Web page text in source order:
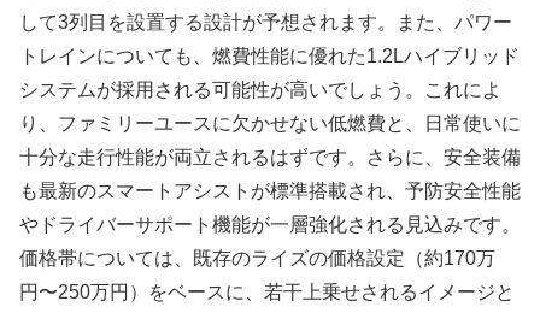
して3列目を設置する設計が予想されます。また、パワー
トレインについても、燃費性能に優れた1.2Lハイブリッド
システムが採用される可能性が高いでしょう。これによ
り、ファミリーユースに欠かせない低燃費と、日常使いに
十分な走行性能が両立されるはずです。さらに、安全装備
も最新のスマートアシストが標準搭載され、予防安全性能
やドライバーサポート機能が一層強化される見込みです。
価格帯については、既存のライズの価格設定（約170万
円〜250万円）をベースに、若干上乗せされるイメージと